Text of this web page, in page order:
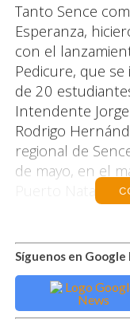
Tanto Sence
Esperanza,
con el
Pedicure, que
de 20
Intendente
Rodrigo
regional de
de mayo, en el
participantes a
capacitación que
Presidenta
sectores más
Síguenos en Google